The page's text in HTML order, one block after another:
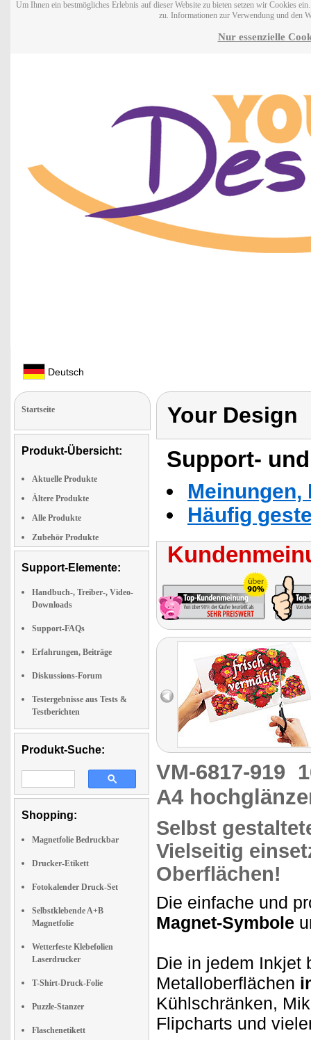
Um Ihnen ein bestmögliches Erlebnis auf dieser Website zu bieten setzen wir Cookies
zu. Informationen zur Verwendung und den
Nur essenzielle
Deutsch
Startseite
Produkt-Übersicht:
Aktuelle Produkte
Ältere Produkte
Alle Produkte
Zubehör Produkte
Support-Elemente:
Handbuch-, Treiber-, Video-
Downloads
Support-FAQs
Erfahrungen, Beiträge
Diskussions-Forum
Testergebnisse aus Tests &
Testberichten
Produkt-Suche:
Shopping:
Magnetfolie Bedruckbar
Drucker-Etikett
Fotokalender Druck-Set
Selbstklebende A+B
Magnetfolie
Wetterfeste Klebefolien
Laserdrucker
T-Shirt-Druck-Folie
Puzzle-Stanzer
Flaschenetikett
Your Design
Support-
Häufig
VM-6817-919
A4
Selbst
Vielseitig
Oberflächen!
Die einfache und
Magnet-Symbole
Die in jedem Inkjet
Metalloberflächen
Kühlschränken,
Flipcharts und